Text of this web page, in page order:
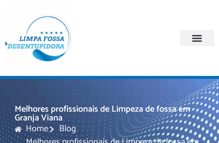
Melhores profissionais de Limpeza de fossa em
Granja Viana
Home
Blog